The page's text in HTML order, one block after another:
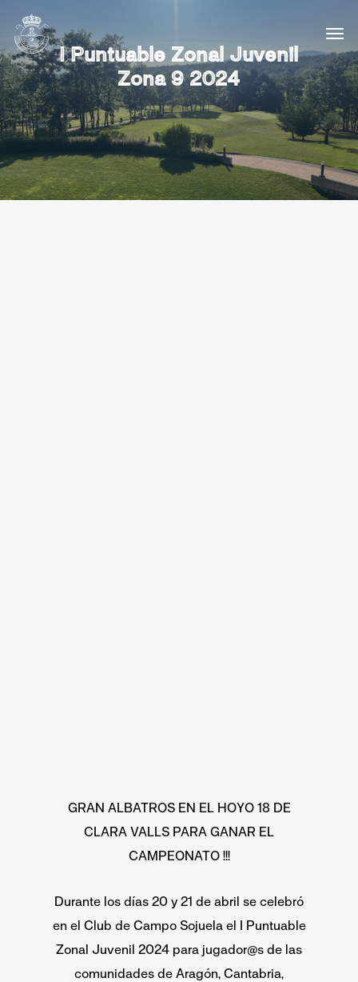
I Puntuable Zonal Juvenil
Zona 9 2024
GRAN ALBATROS EN EL HOYO 18 DE
CLARA VALLS PARA GANAR EL
CAMPEONATO !!!
Durante los días 20 y 21 de abril se celebró
en el Club de Campo Sojuela el I Puntuable
Zonal Juvenil 2024 para jugador@s de las
comunidades de Aragón, Cantabria,